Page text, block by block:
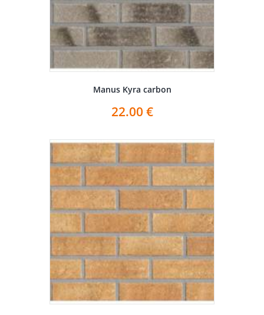
Manus Kyra carbon
22.00 €